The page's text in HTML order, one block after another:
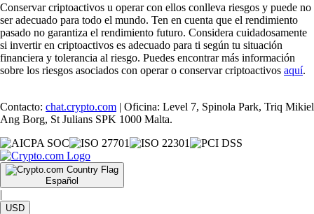
Conservar criptoactivos u operar con ellos conlleva riesgos y puede no
ser adecuado para todo el mundo. Ten en cuenta que el rendimiento
pasado no garantiza el rendimiento futuro. Considera cuidadosamente
si invertir en criptoactivos es adecuado para ti según tu situación
financiera y tolerancia al riesgo. Puedes encontrar más información
sobre los riesgos asociados con operar o conservar criptoactivos aquí.
Contacto: chat.crypto.com | Oficina: Level 7, Spinola Park, Triq Mikiel
Ang Borg, St Julians SPK 1000 Malta.
Español
|
USD